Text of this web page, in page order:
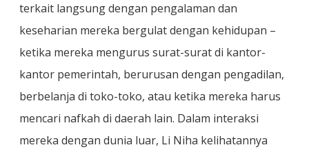
terkait langsung dengan pengalaman dan
keseharian mereka bergulat dengan kehidupan –
ketika mereka mengurus surat-surat di kantor-
kantor pemerintah, berurusan dengan pengadilan,
berbelanja di toko-toko, atau ketika mereka harus
mencari nafkah di daerah lain. Dalam interaksi
mereka dengan dunia luar, Li Niha kelihatannya